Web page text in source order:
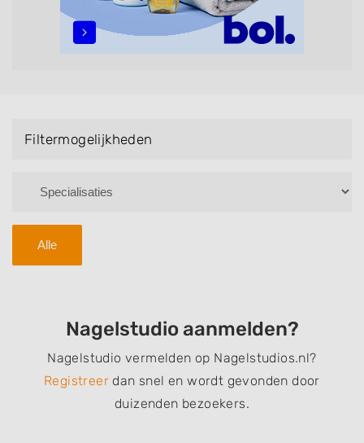
Filtermogelijkheden
Alle
Nagelstudio aanmelden?
Nagelstudio vermelden op Nagelstudios.nl?
Registreer dan snel en wordt gevonden door
duizenden bezoekers.